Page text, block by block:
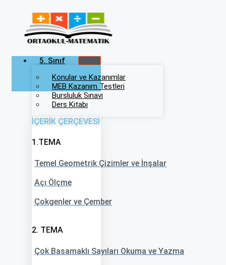
5. Sınıf
Konular ve Kazanımlar
MEB Kazanım Testleri
Bursluluk Sınavı
Ders Kitabı
İÇERİK ÇERÇEVESİ
1.TEMA
Temel Geometrik Çizimler ve İnşalar
Açı Ölçme
Çokgenler ve Çember
2. TEMA
Çok Basamaklı Sayıları Okuma ve Yazma